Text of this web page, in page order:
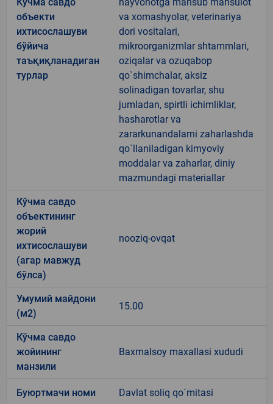
объекти
ихтисослашуви
бўйича
таъқиқланадиган
турлар
va xomashyolar, veterinariya
dori vositalari,
mikroorganizmlar shtammlari,
oziqalar va ozuqabop
qo`shimchalar, aksiz
solinadigan tovarlar, shu
jumladan, spirtli ichimliklar,
hasharotlar va
zararkunandalarni zaharlashda
qo`llaniladigan kimyoviy
moddalar va zaharlar, diniy
mazmundagi materiallar
Кўчма савдо
объектининг
жорий
ихтисослашуви
(агар мавжуд
бўлса)
nooziq-ovqat
Умумий майдони
(м2)
15.00
Кўчма савдо
жойининг
манзили
Baxmalsoy maxallasi xududi
Буюртмачи номи Davlat soliq qo`mitasi